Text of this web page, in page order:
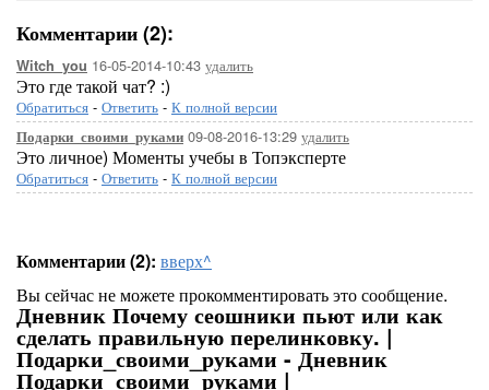
Комментарии (2):
Witch_you 16-05-2014-10:43 удалить
Это где такой чат? :)
Обратиться - Ответить - К полной версии
Подарки_своими_руками 09-08-2016-13:29 удалить
Это личное) Моменты учебы в Топэксперте
Обратиться - Ответить - К полной версии
Комментарии (2): вверх^
Вы сейчас не можете прокомментировать это сообщение.
Дневник Почему сеошники пьют или как
сделать правильную перелинковку. |
Подарки_своими_руками - Дневник
Подарки_своими_руками |